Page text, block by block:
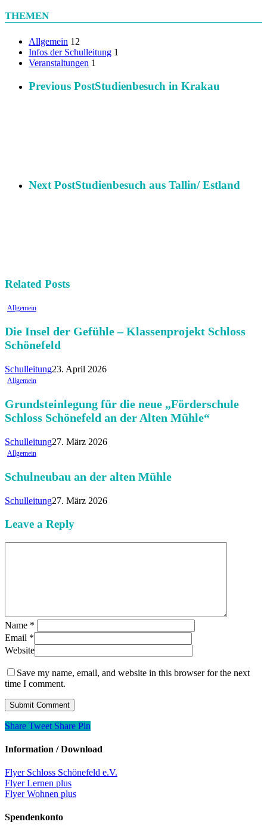
THEMEN
Allgemein 12
Infos der Schulleitung 1
Veranstaltungen 1
Previous PostStudienbesuch in Krakau
Next PostStudienbesuch aus Tallin/ Estland
Related Posts
Allgemein
Die Insel der Gefühle – Klassenprojekt Schloss
Schönefeld
Schulleitung23. April 2026
Allgemein
Grundsteinlegung für die neue „Förderschule
Schloss Schönefeld an der Alten Mühle“
Schulleitung27. März 2026
Allgemein
Schulneubau an der alten Mühle
Schulleitung27. März 2026
Leave a Reply
Name *
Email *
Website
Save my name, email, and website in this browser for the next
time I comment.
Share Tweet Share Pin
Information / Download
Flyer Schloss Schönefeld e.V.
Flyer Lernen plus
Flyer Wohnen plus
Spendenkonto